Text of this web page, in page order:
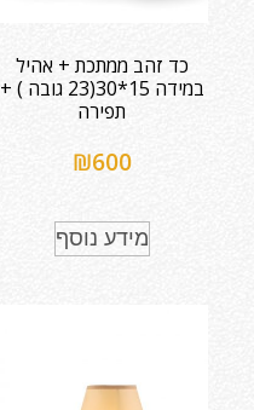
כד זהב ממתכת + אהיל
במידה 15*30(23 גובה ) +
תפירה
₪600
מידע נוסף